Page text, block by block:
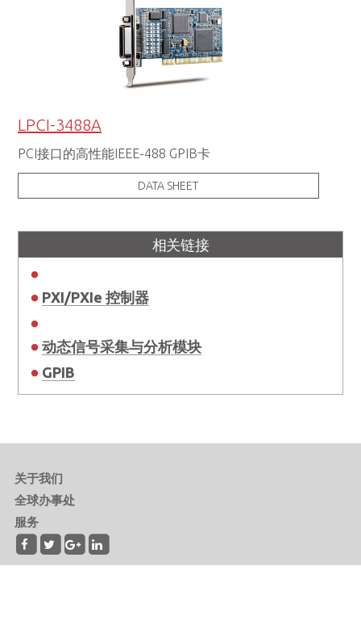
LPCI-3488A
PCI接口的高性能IEEE-488 GPIB卡
DATA SHEET
相关链接
PXI/PXIe 控制器
动态信号采集与分析模块
GPIB
关于我们
全球办事处
服务